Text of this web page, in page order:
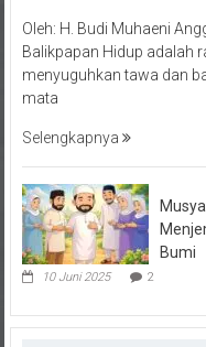
Oleh: H. Budi Muhaeni
Balikpapan Hidup adalah
menyuguhkan tawa dan
mata
Selengkapnya
Bumi
10 Juni 2025 2